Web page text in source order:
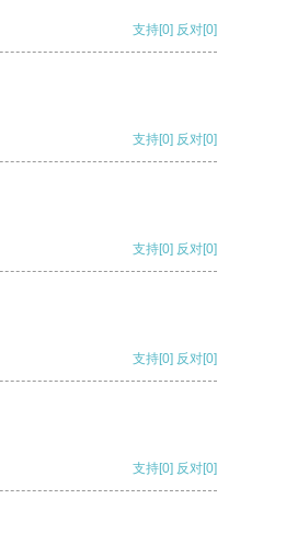
支持[0] 反对[0]
支持[0] 反对[0]
支持[0] 反对[0]
支持[0] 反对[0]
支持[0] 反对[0]